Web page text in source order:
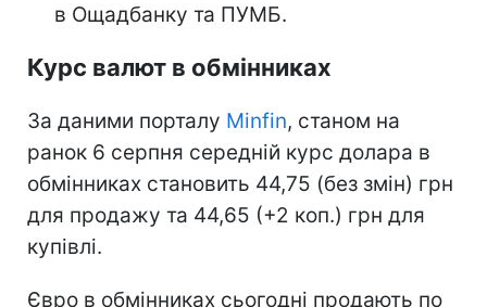
в Ощадбанку та ПУМБ.
Курс валют в обмінниках
За даними порталу Minfin, станом на
ранок 6 серпня середній курс долара в
обмінниках становить 44,75 (без змін) грн
для продажу та 44,65 (+2 коп.) грн для
купівлі.
Євро в обмінниках сьогодні продають по